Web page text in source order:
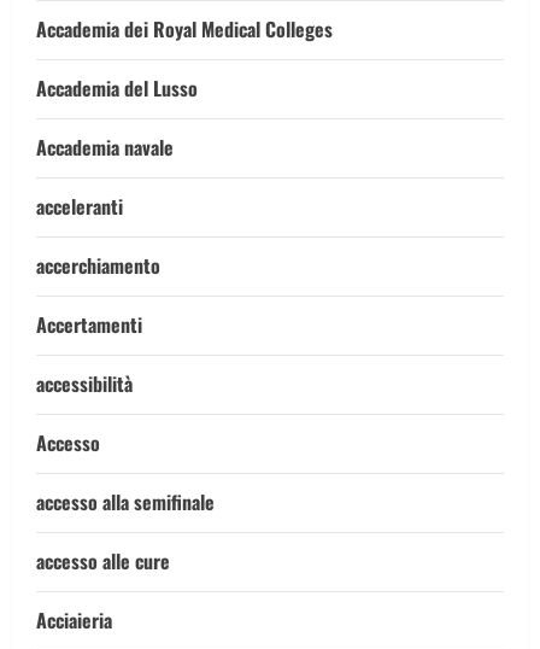
Accademia dei Royal Medical Colleges
Accademia del Lusso
Accademia navale
acceleranti
accerchiamento
Accertamenti
accessibilità
Accesso
accesso alla semifinale
accesso alle cure
Acciaieria